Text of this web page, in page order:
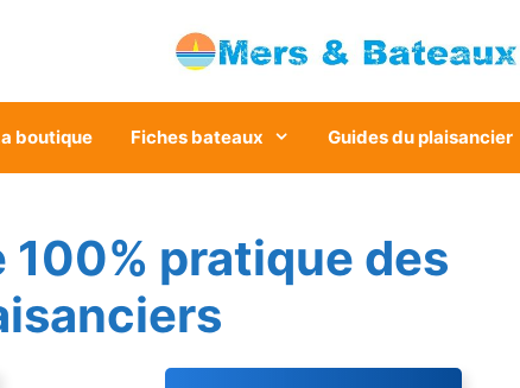
boutique Fiches bateaux Guides du plaisancier
100% pratique des